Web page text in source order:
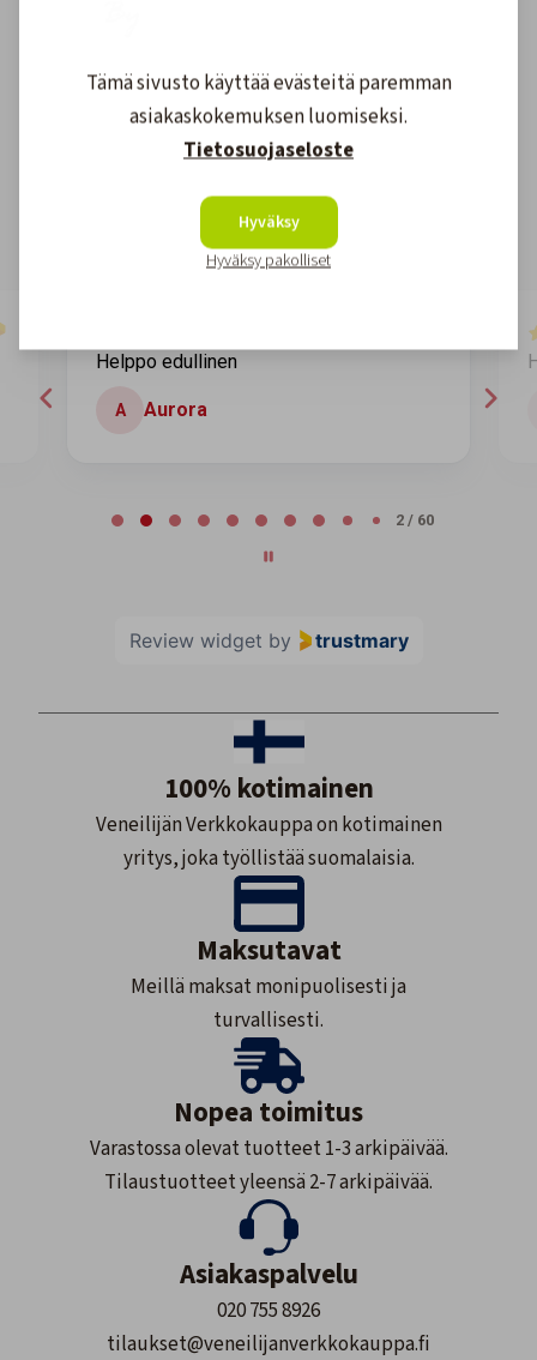
Asiakkaidemme kokemuksia
4.61608arvostelut
Helppo edullinen
A Aurora
2 / 60
Review widget by trustmary
100% kotimainen
Veneilijän Verkkokauppa on kotimainen
yritys, joka työllistää suomalaisia.
Maksutavat
Meillä maksat monipuolisesti ja
turvallisesti.
Nopea toimitus
Varastossa olevat tuotteet 1-3 arkipäivää.
Tilaustuotteet yleensä 2-7 arkipäivää.
Asiakaspalvelu
020 755 8926
tilaukset@veneilijanverkkokauppa.fi
Tämä sivusto käyttää evästeitä paremman
asiakaskokemuksen luomiseksi.
Tietosuojaseloste
Hyväksy
Hyväksy pakolliset